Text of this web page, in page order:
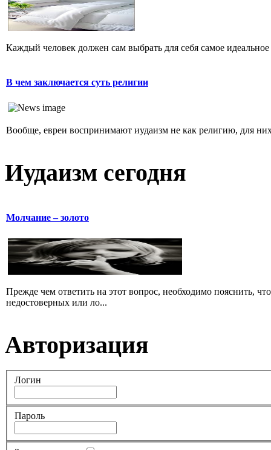
Каждый человек должен сам выбрать для себя самое
В чем заключается суть религии
Вообще, евреи воспринимают иудаизм не как религию, для
Иудаизм сегодня
Молчание – золото
Прежде чем ответить на этот вопрос, необходимо пояснить,
недостоверных или ло...
Авторизация
Логин
Пароль